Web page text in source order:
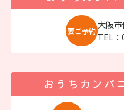
要ご予約
大阪
TEL：